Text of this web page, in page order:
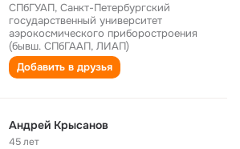
СПбГУАП, Санкт-Петербургский
государственный университет
аэрокосмического приборостроения
(бывш. СПбГААП, ЛИАП)
Добавить в друзья
Андрей Крысанов
45 лет